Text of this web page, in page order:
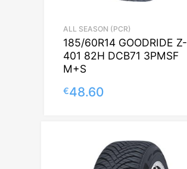
ALL SEASON (PCR)
185/60R14 GOODRIDE Z-
401 82H DCB71 3PMSF
M+S
€48.60